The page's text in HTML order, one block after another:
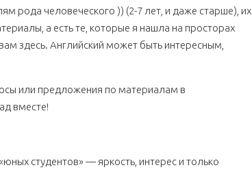
рода человеческого )) (2-7 лет, и даже старше), их
а есть те, которые я нашла на просторах
здесь. Английский может быть интересным,
или предложения по материалам в
вместе!
студентов» — яркость, интерес и только